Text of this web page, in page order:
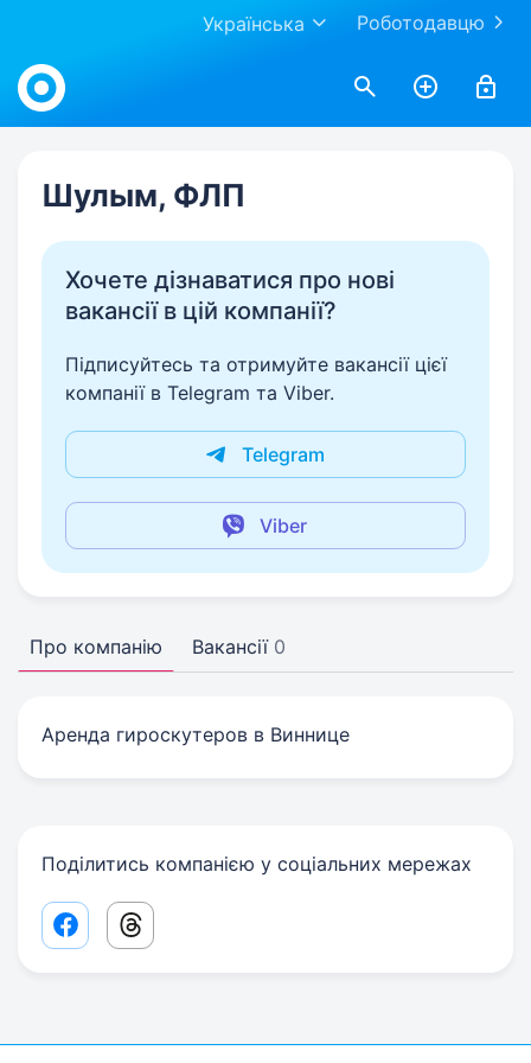
Роботодавцю
Українська
Work.ua
Шулым, ФЛП
Хочете дізнаватися про нові
вакансії в цій компанії?
Підписуйтесь та отримуйте вакансії цієї
компанії в Telegram та Viber.
Telegram
Viber
Про компанію Вакансії 0
Аренда гироскутеров в Виннице
Поділитись компанією у соціальних мережах
Facebook share link
Threads share link